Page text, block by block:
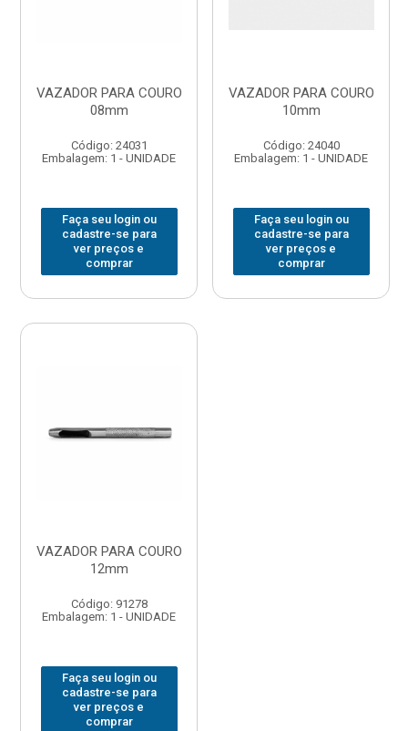
VAZADOR PARA COURO
08mm
Código: 24031
Embalagem: 1 - UNIDADE
Faça seu login ou
cadastre-se para
ver preços e
comprar
VAZADOR PARA COURO
10mm
Código: 24040
Embalagem: 1 - UNIDADE
Faça seu login ou
cadastre-se para
ver preços e
comprar
VAZADOR PARA COURO
12mm
Código: 91278
Embalagem: 1 - UNIDADE
Faça seu login ou
cadastre-se para
ver preços e
comprar